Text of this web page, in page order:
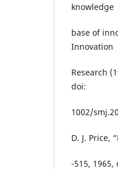
knowledge
base of
Innovation
Research
doi:
1002/
D. J. Price,
-515, 1965,